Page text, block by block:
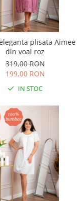
plisata Aimee
din voal roz
319,00 RON
199,00 RON
IN STOC